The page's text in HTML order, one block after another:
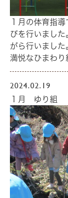
１月の体育指
びを行いまし
がら行いました
満悦なひまわり
2024.02.19
１月 ゆり組